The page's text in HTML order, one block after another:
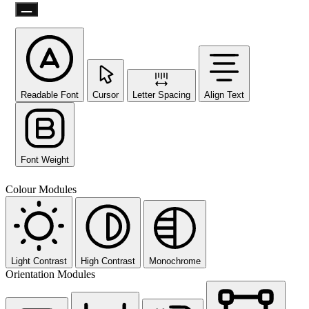
Readable Font Cursor Letter Spacing Align Text
Font Weight
Colour Modules
Light Contrast High Contrast Monochrome
Orientation Modules